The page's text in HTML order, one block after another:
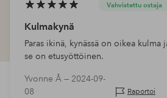
Vahvistettu ostaja
Kulmakynä
Paras ikinä, kynässä on oikea kulma
se on etusyöttöinen.
Yvonne Å — 2024-09-
08
Raportoi